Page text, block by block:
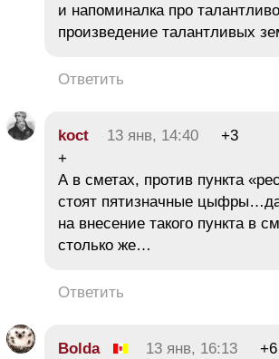
и напоминалка про
произведение талантливых
Ответить
koct 13 янв, 14:40
+3
+
А в сметах, против пункта
стоят пятизначные
на внесение такого пункта в
столько же…
Ответить
Bolda 13 янв, 16:13
+6